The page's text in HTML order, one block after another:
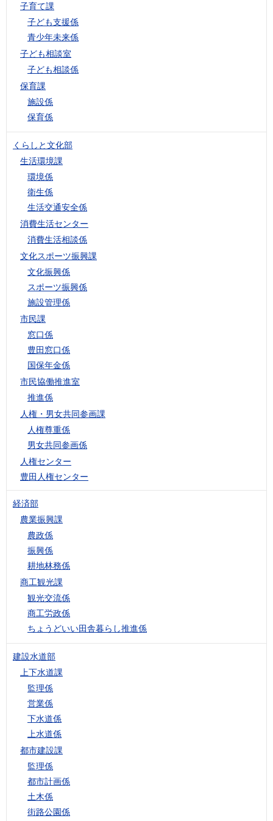
子育て課
子ども支援係
青少年未来係
子ども相談室
子ども相談係
保育課
施設係
保育係
くらしと文化部
生活環境課
環境係
衛生係
生活交通安全係
消費生活センター
消費生活相談係
文化スポーツ振興課
文化振興係
スポーツ振興係
施設管理係
市民課
窓口係
豊田窓口係
国保年金係
市民協働推進室
推進係
人権・男女共同参画課
人権尊重係
男女共同参画係
人権センター
豊田人権センター
経済部
農業振興課
農政係
振興係
耕地林務係
商工観光課
観光交流係
商工労政係
ちょうどいい田舎暮らし推進係
建設水道部
上下水道課
監理係
営業係
下水道係
上水道係
都市建設課
監理係
都市計画係
土木係
街路公園係